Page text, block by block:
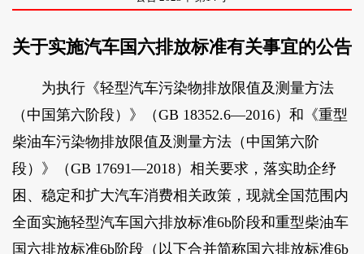
关于实施汽车国六排放标准有关事宜的公告
为执行《轻型汽车污染物排放限值及测量方法
（中国第六阶段）》（GB 18352.6—2016）和《重型
柴油车污染物排放限值及测量方法（中国第六阶
段）》（GB 17691—2018）相关要求，落实助企纾
困、稳定和扩大汽车消费相关政策，现就全国范围内
全面实施轻型汽车国六排放标准6b阶段和重型柴油车
国六排放标准6b阶段（以下合并简称国六排放标准6b